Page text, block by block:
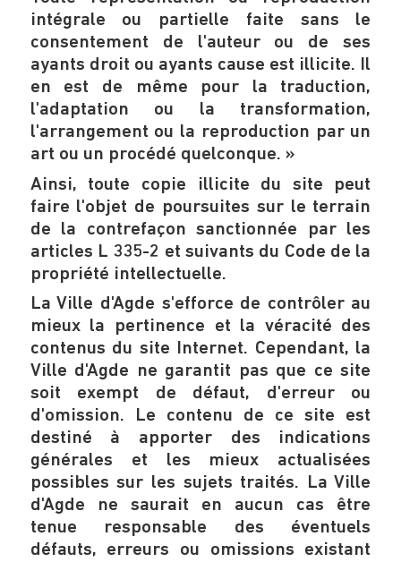
intégrale ou partielle faite sans le
consentement de l'auteur ou de ses
ayants droit ou ayants cause est illicite. Il
en est de même pour la traduction,
l'adaptation ou la transformation,
l'arrangement ou la reproduction par un
art ou un procédé quelconque. »
Ainsi, toute copie illicite du site peut
faire l'objet de poursuites sur le terrain
de la contrefaçon sanctionnée par les
articles L 335-2 et suivants du Code de la
propriété intellectuelle.
La Ville d'Agde s'efforce de contrôler au
mieux la pertinence et la véracité des
contenus du site Internet. Cependant, la
Ville d'Agde ne garantit pas que ce site
soit exempt de défaut, d'erreur ou
d'omission. Le contenu de ce site est
destiné à apporter des indications
générales et les mieux actualisées
possibles sur les sujets traités. La Ville
d'Agde ne saurait en aucun cas être
tenue responsable des éventuels
défauts, erreurs ou omissions existant